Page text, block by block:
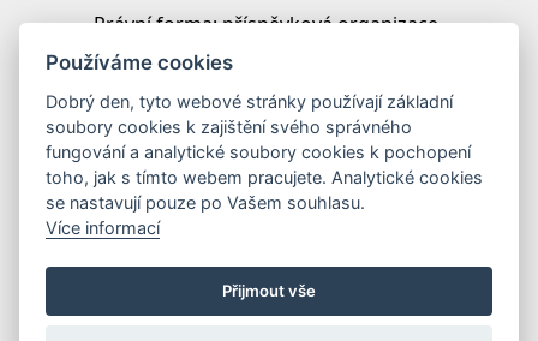
Právní forma: příspěvková organizace
IZO: 102454027
Zřizovatel: Město Turnov
Používáme cookies
Dobrý den, tyto webové stránky používají základní
soubory cookies k zajištění svého správného
fungování a analytické soubory cookies k pochopení
toho, jak s tímto webem pracujete. Analytické cookies
se nastavují pouze po Vašem souhlasu.
Více informací
Přijmout vše